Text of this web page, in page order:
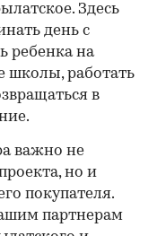
Здесь
день с
ребенка на
школы, работать
в
важно не
но и
покупателя.
партнерам